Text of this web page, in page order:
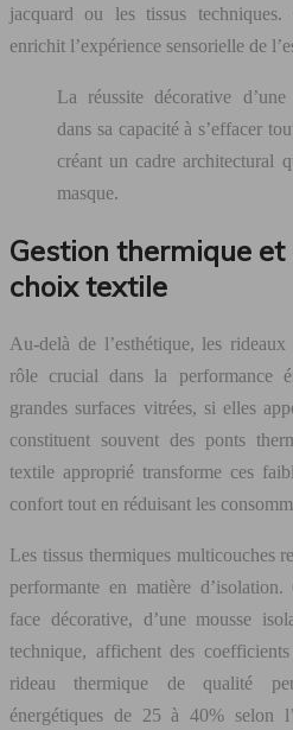
jacquard ou les tissus techniques.
enrichit l’expérience sensorielle de
La réussite décorative
dans sa capacité à s’effacer
créant un cadre architectural
masque.
Gestion thermique
choix textile
Au-delà de l’esthétique, les
rôle crucial dans la performance
grandes surfaces vitrées, si elles
constituent souvent des ponts
textile approprié transforme ces
confort tout en réduisant les
Les tissus thermiques multicouches
performante en matière
face décorative, d’une mousse
technique, affichent des
rideau thermique de qualité
énergétiques de 25 à 40% selon